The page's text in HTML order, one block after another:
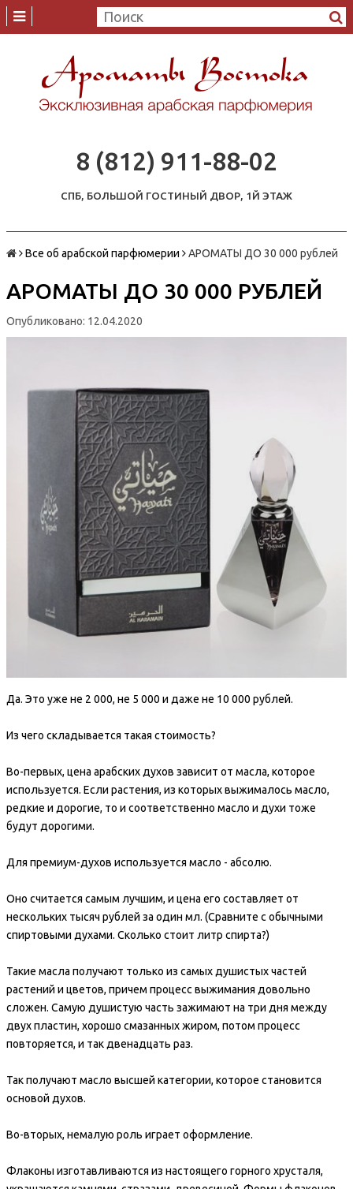
8 (812) 911-88-02
СПБ, БОЛЬШОЙ ГОСТИНЫЙ ДВОР, 1Й ЭТАЖ
Все об арабской парфюмерии АРОМАТЫ ДО 30 000 рублей
АРОМАТЫ ДО 30 000 РУБЛЕЙ
Опубликовано: 12.04.2020
Да. Это уже не 2 000, не 5 000 и даже не 10 000 рублей.
Из чего складывается такая стоимость?
Во-первых, цена арабских духов зависит от масла, которое
используется. Если растения, из которых выжималось масло,
редкие и дорогие, то и соответственно масло и духи тоже
будут дорогими.
Для премиум-духов используется масло - абсолю.
Оно считается самым лучшим, и цена его составляет от
нескольких тысяч рублей за один мл. (Сравните с обычными
спиртовыми духами. Сколько стоит литр спирта?)
Такие масла получают только из самых душистых частей
растений и цветов, причем процесс выжимания довольно
сложен. Самую душистую часть зажимают на три дня между
двух пластин, хорошо смазанных жиром, потом процесс
повторяется, и так двенадцать раз.
Так получают масло высшей категории, которое становится
основой духов.
Во-вторых, немалую роль играет оформление.
Флаконы изготавливаются из настоящего горного хрусталя,